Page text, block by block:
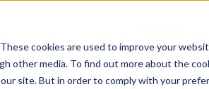
cookies are used to improve your
other media. To find out more about the
site. But in order to comply with your